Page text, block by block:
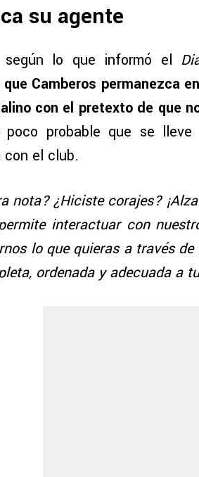
su agente
según lo que informó el
que Camberos permanezca
con el pretexto de que
poco probable que se
el club.
nota? ¿Hiciste corajes?
interactuar con
lo que quieras a través
ordenada y adecuada a